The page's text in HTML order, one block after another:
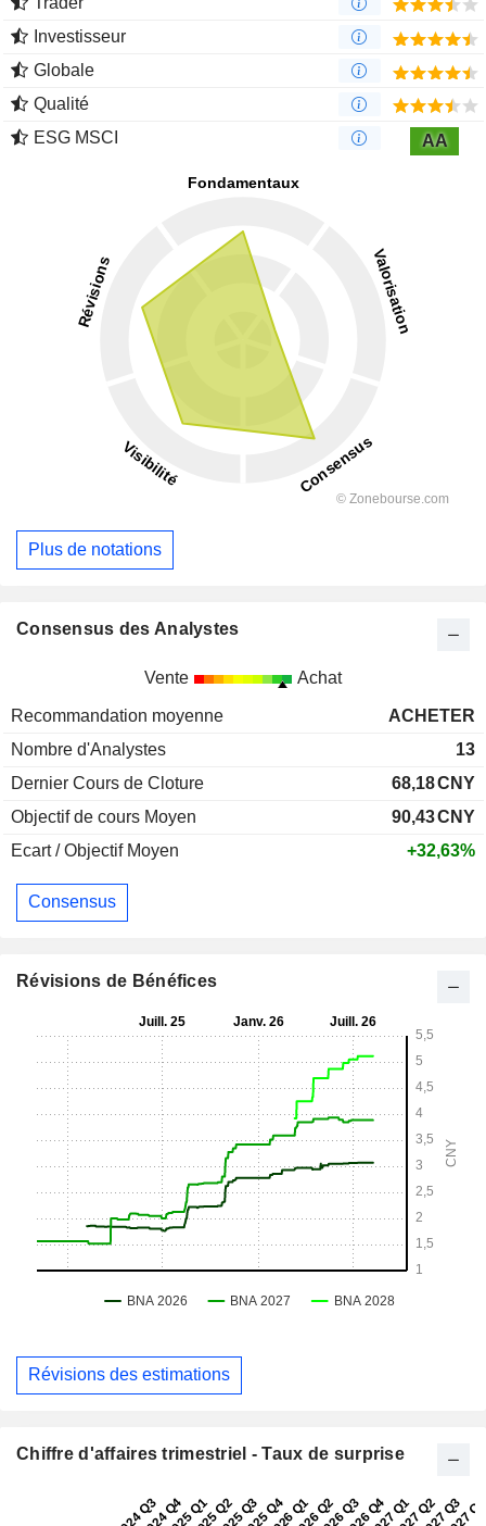
Investisseur
Globale
Qualité
ESG MSCI
AA
Plus de notations
Consensus des Analystes
Vente Achat
Recommandation moyenne
ACHETER
Nombre d'Analystes
13
Dernier Cours de Cloture
68,18CNY
Objectif de cours Moyen
90,43CNY
Ecart / Objectif Moyen
+32,63%
Consensus
Révisions de Bénéfices
Révisions des estimations
Chiffre d'affaires trimestriel - Taux de surprise